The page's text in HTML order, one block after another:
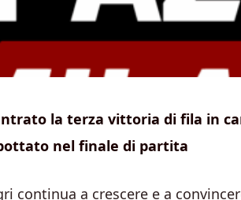
la terza vittoria di fila in
nel finale di partita
continua a crescere e a